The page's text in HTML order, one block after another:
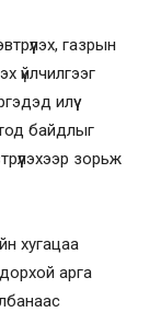
газрын
үйлчилгээг
илүү
байдлыг
зорьж
хугацаа
арга